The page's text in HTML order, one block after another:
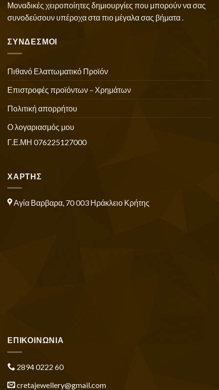
Μοναδικές χειροποίητες δημιουργίες που μπορούν να σας
συνοδεύσουν υπέροχα στα πιο μέγαλα σας βήματα .
ΣΥΝΔΕΣΜΟΙ
Πιθανό Ελαττωματικό Προϊόν
Επιστροφές προϊόντων – Χρημάτων
Πολιτική απορρήτου
Ο λογαριασμός μου
Γ.Ε.ΜΗ 076225127000
ΧΑΡΤΗΣ
Αγία Βαρβαρα, 70 003 Ηράκλειο Κρήτης
ΕΠΙΚΟΙΝΩΝΙΑ
2894 0222 60
cretajewellery@gmail.com